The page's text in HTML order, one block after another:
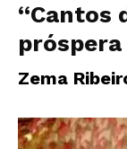
“Cantos
Zema